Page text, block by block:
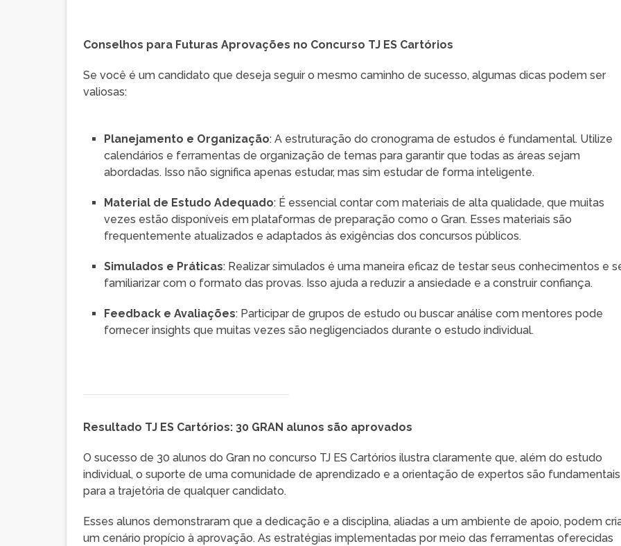
Conselhos para Futuras Aprovações no Concurso TJ ES Cartórios
Se você é um candidato que deseja seguir o mesmo caminho de sucesso, algumas dicas podem ser
valiosas:
Planejamento e Organização: A estruturação do cronograma de estudos é fundamental. Utilize
calendários e ferramentas de organização de temas para garantir que todas as áreas sejam
abordadas. Isso não significa apenas estudar, mas sim estudar de forma inteligente.
Material de Estudo Adequado: É essencial contar com materiais de alta qualidade, que muitas
vezes estão disponíveis em plataformas de preparação como o Gran. Esses materiais são
frequentemente atualizados e adaptados às exigências dos concursos públicos.
Simulados e Práticas: Realizar simulados é uma maneira eficaz de testar seus conhecimentos e
familiarizar com o formato das provas. Isso ajuda a reduzir a ansiedade e a construir confiança.
Feedback e Avaliações: Participar de grupos de estudo ou buscar análise com mentores pode
fornecer insights que muitas vezes são negligenciados durante o estudo individual.
Resultado TJ ES Cartórios: 30 GRAN alunos são aprovados
O sucesso de 30 alunos do Gran no concurso TJ ES Cartórios ilustra claramente que, além do estudo
individual, o suporte de uma comunidade de aprendizado e a orientação de expertos são fundamentais
para a trajetória de qualquer candidato.
Esses alunos demonstraram que a dedicação e a disciplina, aliadas a um ambiente de apoio, podem
um cenário propício à aprovação. As estratégias implementadas por meio das ferramentas oferecidas